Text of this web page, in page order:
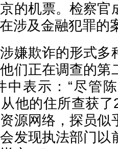
的机票。检察官
涉及金融犯罪的
嫌欺诈的形式多
们正在调查的第
中表示：“尽管
他的住所查获
源网络，探员似
发现执法部门以